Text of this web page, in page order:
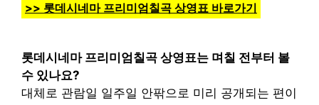
>> 롯데시네마 프리미엄칠곡 상영표 바로가기
롯데시네마 프리미엄칠곡 상영표는 며칠 전부터 볼
수 있나요?
대체로 관람일 일주일 안팎으로 미리 공개되는 편이